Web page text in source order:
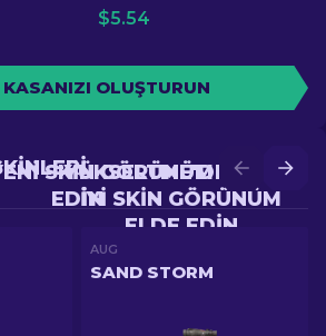
$5.54
KASANIZI OLUŞTURUN
YÜKSELTME'DE DAHA
IYI SKIN GÖRÜNÜM
ELDE EDIN
SKIN GÖRÜNÜM ELDE
EDIN
AUG
SAND STORM